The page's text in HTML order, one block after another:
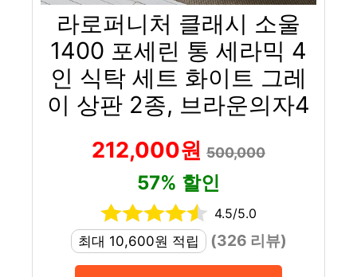
라로퍼니처 클래시 소울
1400 포세린 통 세라믹 4
인 식탁 세트 화이트 그레
이 상판 2종, 브라운의자4
212,000원 500,000
57% 할인
4.5/5.0
최대 10,600원 적립
(326 리뷰)